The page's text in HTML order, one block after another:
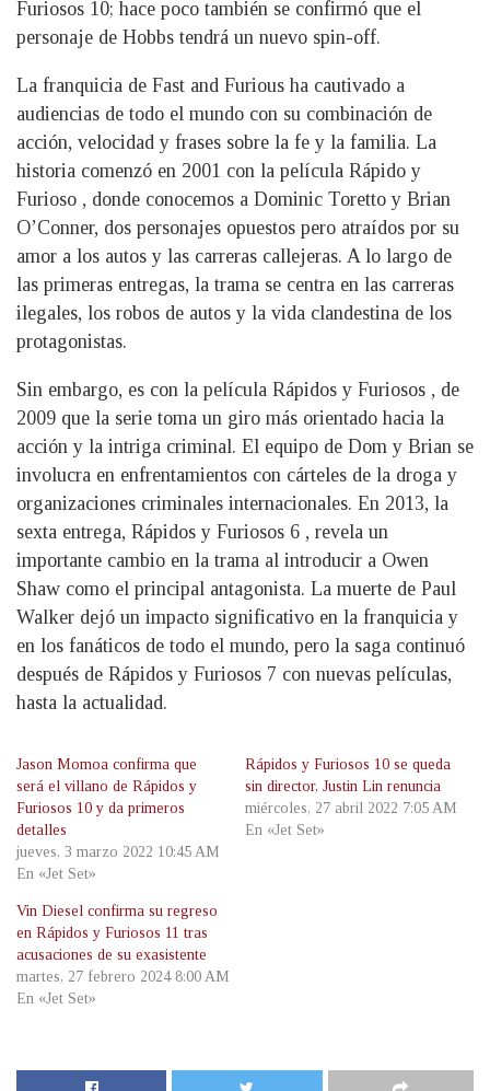
Furiosos 10; hace poco también se confirmó que el
personaje de Hobbs tendrá un nuevo spin-off.
La franquicia de Fast and Furious ha cautivado a
audiencias de todo el mundo con su combinación de
acción, velocidad y frases sobre la fe y la familia. La
historia comenzó en 2001 con la película Rápido y
Furioso , donde conocemos a Dominic Toretto y Brian
O’Conner, dos personajes opuestos pero atraídos por su
amor a los autos y las carreras callejeras. A lo largo de
las primeras entregas, la trama se centra en las carreras
ilegales, los robos de autos y la vida clandestina de los
protagonistas.
Sin embargo, es con la película Rápidos y Furiosos , de
2009 que la serie toma un giro más orientado hacia la
acción y la intriga criminal. El equipo de Dom y Brian se
involucra en enfrentamientos con cárteles de la droga y
organizaciones criminales internacionales. En 2013, la
sexta entrega, Rápidos y Furiosos 6 , revela un
importante cambio en la trama al introducir a Owen
Shaw como el principal antagonista. La muerte de Paul
Walker dejó un impacto significativo en la franquicia y
en los fanáticos de todo el mundo, pero la saga continuó
después de Rápidos y Furiosos 7 con nuevas películas,
hasta la actualidad.
Jason Momoa confirma que
será el villano de Rápidos y
Furiosos 10 y da primeros
detalles
jueves, 3 marzo 2022 10:45 AM
En «Jet Set»
Rápidos y Furiosos 10 se queda
sin director, Justin Lin renuncia
miércoles, 27 abril 2022 7:05 AM
En «Jet Set»
Vin Diesel confirma su regreso
en Rápidos y Furiosos 11 tras
acusaciones de su exasistente
martes, 27 febrero 2024 8:00 AM
En «Jet Set»